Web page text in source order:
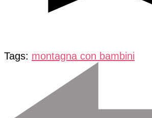
Tags: montagna con bambini
Navigation